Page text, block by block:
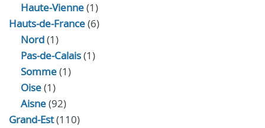
Haute-Vienne(1)
Hauts-de-France(6)
Nord(1)
Pas-de-Calais(1)
Somme(1)
Oise(1)
Aisne(92)
Grand-Est(110)